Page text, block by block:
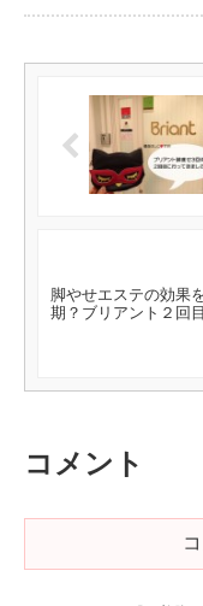
脚やせエステの効果
期？ブリアント２回
コメント